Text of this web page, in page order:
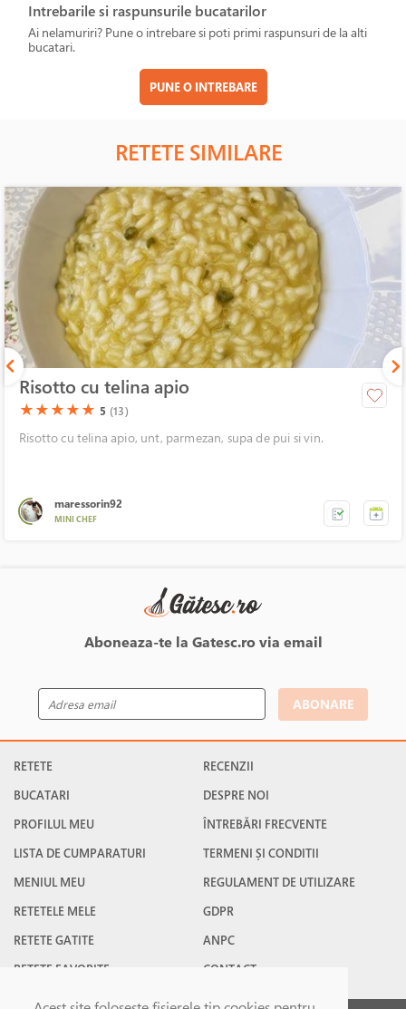
Intrebarile si raspunsurile bucatarilor
Ai nelamuriri? Pune o intrebare si poti primi raspunsuri de la alti
bucatari.
PUNE O INTREBARE
RETETE SIMILARE
Risotto cu telina apio
(*)
★(*)
★(*)
★(*)
★(*)
★ 5 (13)
Risotto cu telina apio, unt, parmezan, supa de pui si vin.
maressorin92
MINI CHEF
Aboneaza-te la Gatesc.ro via email
ABONARE
RETETE
BUCATARI
PROFILUL MEU
LISTA DE CUMPARATURI
MENIUL MEU
RETETELE MELE
RETETE GATITE
RETETE FAVORITE
RECENZII
DESPRE NOI
ÎNTREBĂRI FRECVENTE
TERMENI ȘI CONDITII
REGULAMENT DE UTILIZARE
GDPR
ANPC
CONTACT